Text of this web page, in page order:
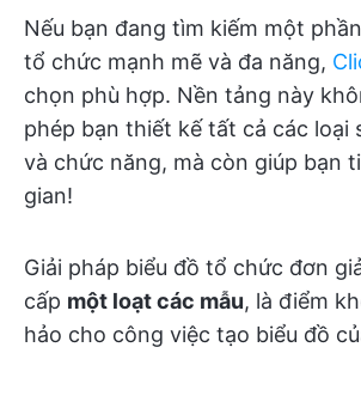
Nếu bạn đang tìm kiếm một
tổ chức mạnh mẽ và đa năng,
chọn phù hợp. Nền tảng này
phép bạn thiết kế tất cả các loại
và chức năng, mà còn giúp bạn
gian!
Giải pháp biểu đồ tổ chức đơn
cấp một loạt các mẫu, là điểm
hảo cho công việc tạo biểu đồ